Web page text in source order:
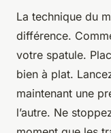
La technique du
différence.
votre spatule.
bien à plat.
maintenant une
l’autre. Ne